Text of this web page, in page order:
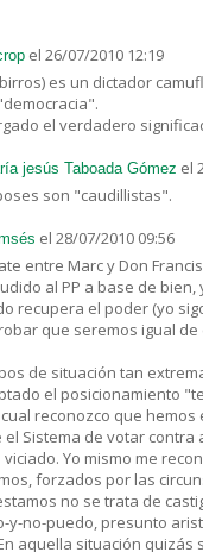
el 26/07/2010 12:19
es un dictador
el verdadero
jesús Taboada Gómez el
son "caudillistas".
el 28/07/2010 09:56
entre Marc y Don
al PP a base de bien,
recupera el poder (yo
que seremos igual de
de situación tan
el posicionamiento
reconozco que hemos
Sistema de votar contra
Yo mismo me
forzados por las
no se trata de
y-no-puedo, presunto
aquella situación quizás